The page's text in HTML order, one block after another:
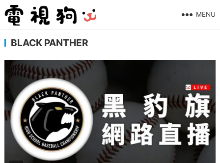
MENU
BLACK PANTHER